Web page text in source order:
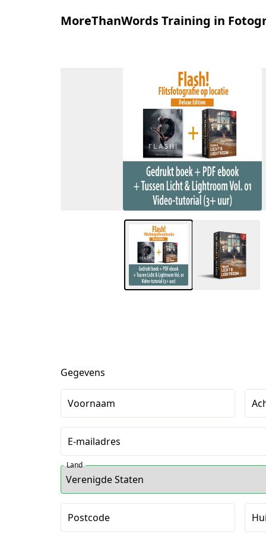
MoreThanWords Training in
Gegevens
Voornaam
E-mailadres
Land
Postcode